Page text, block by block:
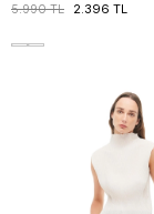
2.396 TL
5.990 TL